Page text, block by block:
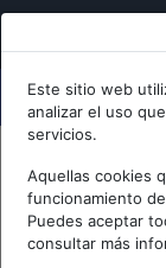
Este sitio web
analizar el uso
servicios.
Aquellas cookies
funcionamiento
Puedes aceptar
consultar más